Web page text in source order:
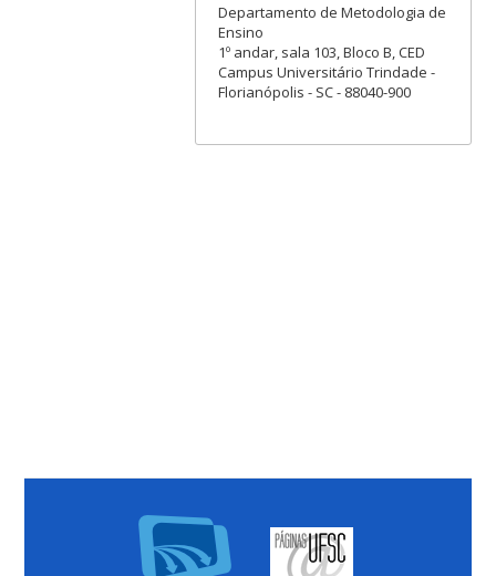
Departamento de Metodologia de
Ensino
1º andar, sala 103, Bloco B, CED
Campus Universitário Trindade -
Florianópolis - SC - 88040-900